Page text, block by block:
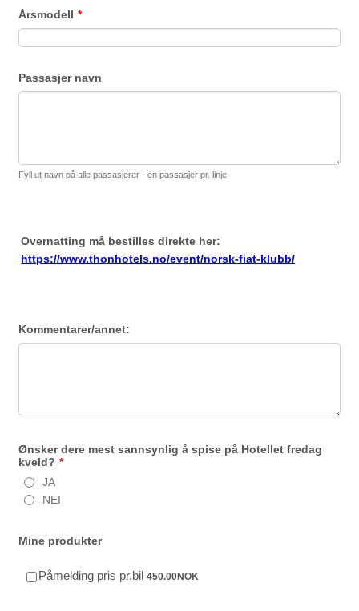
Årsmodell *
Passasjer navn
Fyll ut navn på alle passasjerer - én passasjer pr. linje
Overnatting må bestilles direkte her:
https://www.thonhotels.no/event/norsk-fiat-klubb/
Kommentarer/annet:
Ønsker dere mest sannsynlig å spise på Hotellet fredag
kveld? *
JA
NEI
Mine produkter
Påmelding pris pr.bil 450.00 NOK
450.00NOK